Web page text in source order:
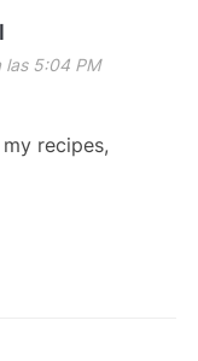
las 5:04 PM
recipes,